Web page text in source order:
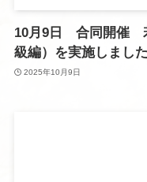
10月9日 合同開催
級編）を実施しました
2025年10月9日